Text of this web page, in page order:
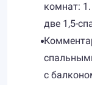
комнат:
две 1,5-
с